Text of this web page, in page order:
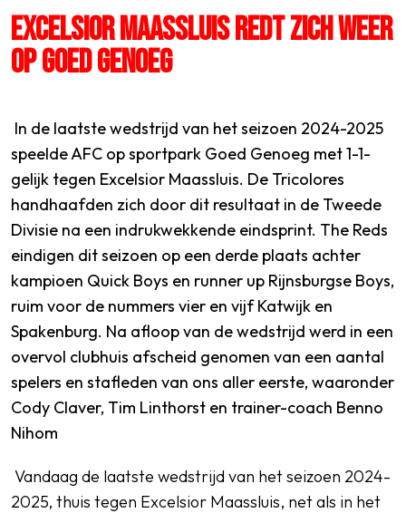
LIDMAATSCHAP
CONTACT
EXCELSIOR MAASSLUIS REDT ZICH WEER
OP GOED GENOEG
In de laatste wedstrijd van het seizoen 2024-2025
speelde AFC op sportpark Goed Genoeg met 1-1-
gelijk tegen Excelsior Maassluis. De Tricolores
handhaafden zich door dit resultaat in de Tweede
Divisie na een indrukwekkende eindsprint. The Reds
eindigen dit seizoen op een derde plaats achter
kampioen Quick Boys en runner up Rijnsburgse Boys,
ruim voor de nummers vier en vijf Katwijk en
Spakenburg. Na afloop van de wedstrijd werd in een
overvol clubhuis afscheid genomen van een aantal
spelers en stafleden van ons aller eerste, waaronder
Cody Claver, Tim Linthorst en trainer-coach Benno
Nihom
Vandaag de laatste wedstrijd van het seizoen 2024-
2025, thuis tegen Excelsior Maassluis, net als in het